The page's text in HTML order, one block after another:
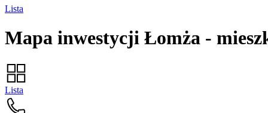
Lista
Mapa inwestycji Łomża -
Lista